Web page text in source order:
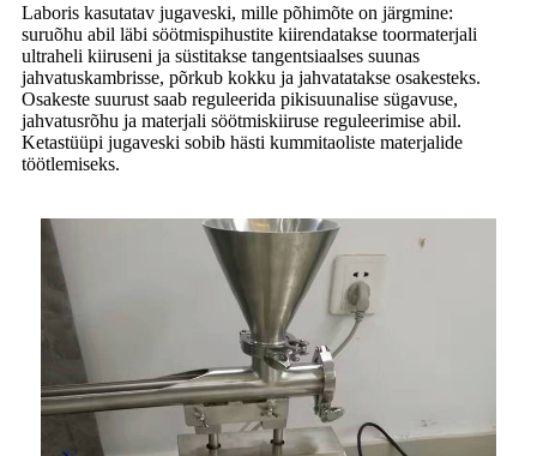
Laboris kasutatav jugaveski, mille põhimõte on järgmine:
suruõhu abil läbi söötmispihustite kiirendatakse toormaterjali
ultraheli kiiruseni ja süstitakse tangentsiaalses suunas
jahvatuskambrisse, põrkub kokku ja jahvatatakse osakesteks.
Osakeste suurust saab reguleerida pikisuunalise sügavuse,
jahvatusrõhu ja materjali söötmiskiiruse reguleerimise abil.
Ketastüüpi jugaveski sobib hästi kummitaoliste materjalide
töötlemiseks.